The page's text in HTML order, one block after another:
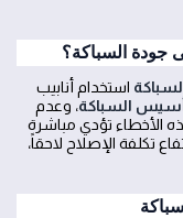
جودة السباكة؟
استخدام أنابيب
السباكة، وعدم
الأخطاء تؤدي مباشرة
تكلفة الإصلاح لاحقاً،